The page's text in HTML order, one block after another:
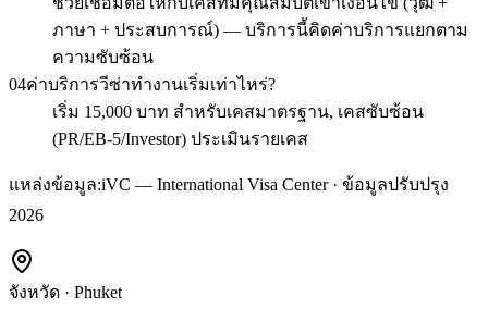
ภาษา + ประสบการณ์) — บริการนี้คิดค่าบริการแยกตาม
ความซับซ้อน
04ค่าบริการวีซ่าทำงานเริ่มเท่าไหร่?
เริ่ม 15,000 บาท สำหรับเคสมาตรฐาน, เคสซับซ้อน
(PR/EB-5/Investor) ประเมินรายเคส
แหล่งข้อมูล:iVC — International Visa Center · ข้อมูลปรับปรุง
2026
จังหวัด · Phuket